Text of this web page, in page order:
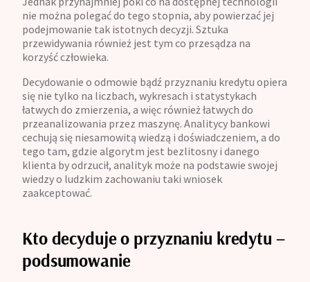
nie można polegać do tego stopnia, aby powierzać jej
podejmowanie tak istotnych decyzji. Sztuka
przewidywania również jest tym co przesądza na
korzyść człowieka.
Decydowanie o odmowie bądź przyznaniu kredytu opiera
się nie tylko na liczbach, wykresach i statystykach
łatwych do zmierzenia, a więc również łatwych do
przeanalizowania przez maszynę. Analitycy bankowi
cechują się niesamowitą wiedzą i doświadczeniem, a do
tego tam, gdzie algorytm jest bezlitosny i danego
klienta by odrzucił, analityk może na podstawie swojej
wiedzy o ludzkim zachowaniu taki wniosek
zaakceptować.
Kto decyduje o przyznaniu kredytu –
podsumowanie